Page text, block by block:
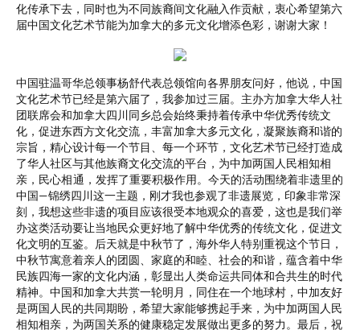
化传承下去，同时也为不同族裔间文化融入作贡献，衷心希望第六
届中国文化艺术节能为加拿大的多元文化增添色彩，谢谢大家！
中国驻温哥华总领事杨舒代表总领馆向各界朋友问好，他说，中国
文化艺术节已经是第六届了，我参加过三届。主办方加拿大华人社
团联席会和加拿大四川同乡总会始终秉持着传承中华优秀传统文
化，促进东西方文化交流，丰富加拿大多元文化，凝聚族裔和谐的
宗旨，精心设计每一个节目、每一个环节，文化艺术节已经打造成
了华人社区与其他族裔文化交流的平台，为中加两国人民相知相
亲，民心相通，发挥了重要积极作用。今天的活动围绕着非遗里的
中国—锦绣四川这一主题，刚才我也参观了非遗展览，印象非常深
刻，我想这些非遗的项目应该很受本地观众的喜爱，这也是我们举
办这类活动要让当地民众更好地了解中华优秀的传统文化，促进文
化文明的互鉴。后天就是中秋节了，海外华人特别重视这个节日，
中秋节寓意着亲人的团圆、家庭的和睦、社会的和谐，蕴含着中华
民族四海一家的文化内涵，彰显出人类命运共同体和合共生的时代
精神。中国和加拿大共赏一轮明月，同住在一个地球村，中加友好
是两国人民的共同期盼，希望大家能够携起手来，为中加两国人民
相知相亲，为两国关系的健康稳定发展做出更多的努力。最后，祝